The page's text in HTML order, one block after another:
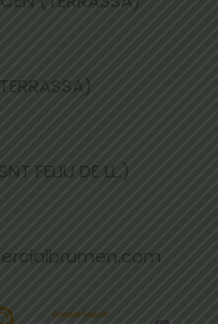
FELIU DE LL.)